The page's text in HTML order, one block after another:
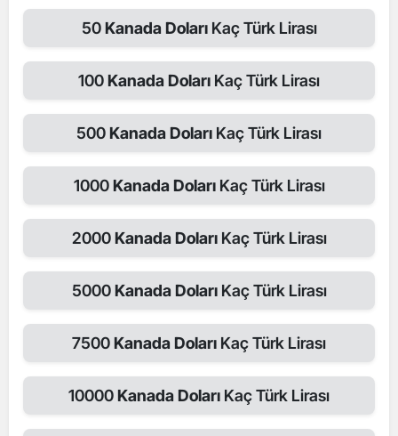
50Kanada DolarıKaç Türk Lirası
100Kanada Doları Kaç Türk Lirası
500Kanada Doları Kaç Türk Lirası
1000Kanada DolarıKaç Türk Lirası
2000Kanada DolarıKaç Türk Lirası
5000Kanada DolarıKaç Türk Lirası
7500Kanada Doları Kaç Türk Lirası
10000Kanada Doları Kaç Türk Lirası